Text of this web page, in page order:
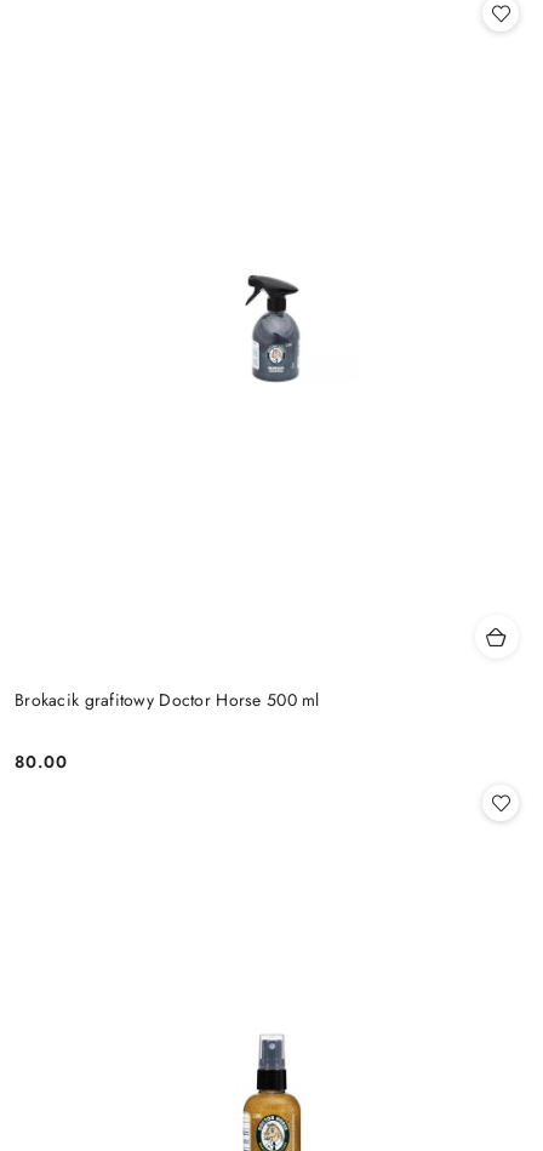
Brokacik grafitowy Doctor Horse 500 ml
Cena:
80.00